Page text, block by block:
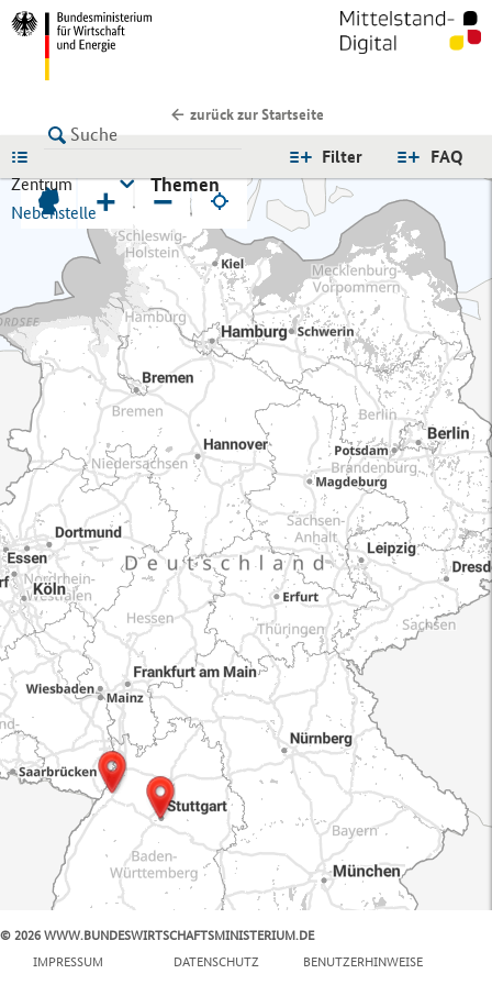
zurück zur Startseite
FAQ
Filter
Zentrum
Nebenstelle
Themen
+ −
© 2026 WWW.BUNDESWIRTSCHAFTSMINISTERIUM.DE
IMPRESSUM
DATENSCHUTZ BENUTZERHINWEISE